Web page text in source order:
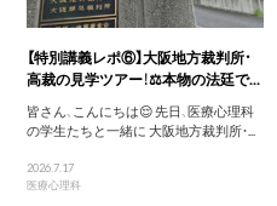
【特別講義レポ⑥】大阪地方裁判所・
高裁の見学ツアー！⚖️本物の法廷で...
皆さん、こんにちは😌 先日、医療心理科
の学生たちと一緒に 大阪地方裁判所・...
2026.7.17
医療心理科